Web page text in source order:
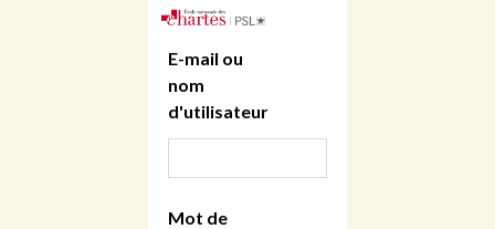
E-mail ou
nom
d'utilisateur
Mot de